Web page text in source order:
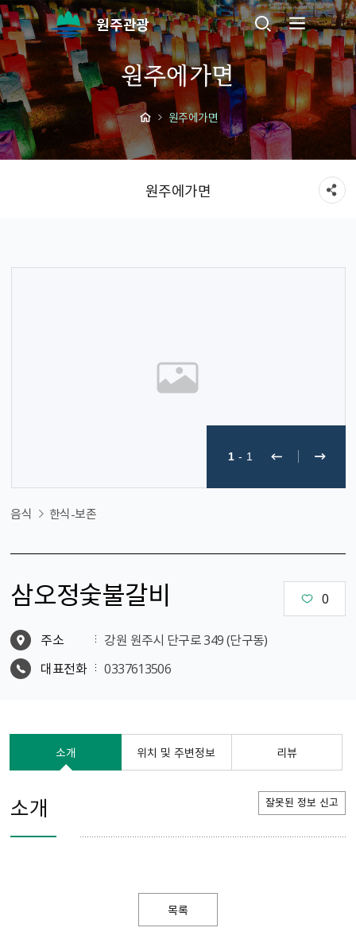
원주관광
원주에가면
원주에가면
원주에가면
1 - 1
음식 한식-보존
삼오정숯불갈비 0
주소
강원 원주시 단구로 349 (단구동)
대표전화
0337613506
소개 위치 및 주변정보 리뷰
소개 잘못된 정보 신고
목록